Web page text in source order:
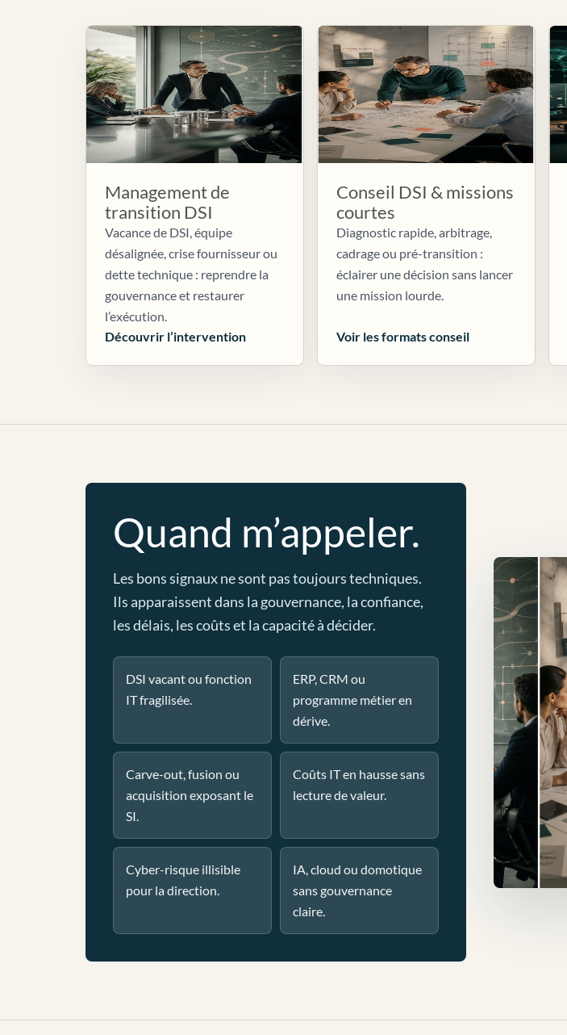
Management de
transition DSI
Vacance de DSI, équipe
désalignée, crise fournisseur ou
dette technique : reprendre la
gouvernance et restaurer
l’exécution.
Découvrir l’intervention
Conseil DSI & missions
courtes
Diagnostic rapide, arbitrage,
cadrage ou pré-transition :
éclairer une décision sans lancer
une mission lourde.
Voir les formats conseil
Quand m’appeler.
Les bons signaux ne sont pas toujours techniques.
Ils apparaissent dans la gouvernance, la confiance,
les délais, les coûts et la capacité à décider.
DSI vacant ou fonction
IT fragilisée.
ERP, CRM ou
programme métier en
dérive.
Carve-out, fusion ou
acquisition exposant le
SI.
Coûts IT en hausse sans
lecture de valeur.
Cyber-risque illisible
pour la direction.
IA, cloud ou domotique
sans gouvernance
claire.